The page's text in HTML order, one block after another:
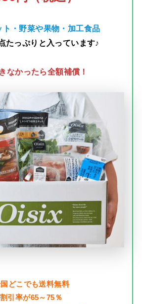
ト・野菜や果物・加工食品
たっぷりと入っています♪
なかったら全額補償！
どこでも送料無料
割引率が65～75％